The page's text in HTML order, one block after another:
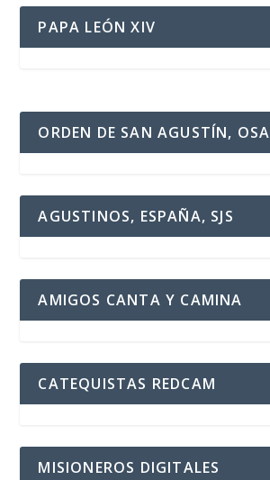
PAPA LEÓN XIV
ORDEN DE SAN AGUSTÍN, OSA
AGUSTINOS, ESPAÑA, SJS
AMIGOS CANTA Y CAMINA
CATEQUISTAS REDCAM
MISIONEROS DIGITALES